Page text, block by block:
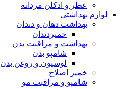
عطر و ادکلن مردانه
لوازم بهداشتی
بهداشت دهان و دندان
خمیردندان
بهداشت و مراقبت بدن
شامپو بدن
لوسیون و روغن بدن
خمیر اصلاح
شامپو و مراقبت مو